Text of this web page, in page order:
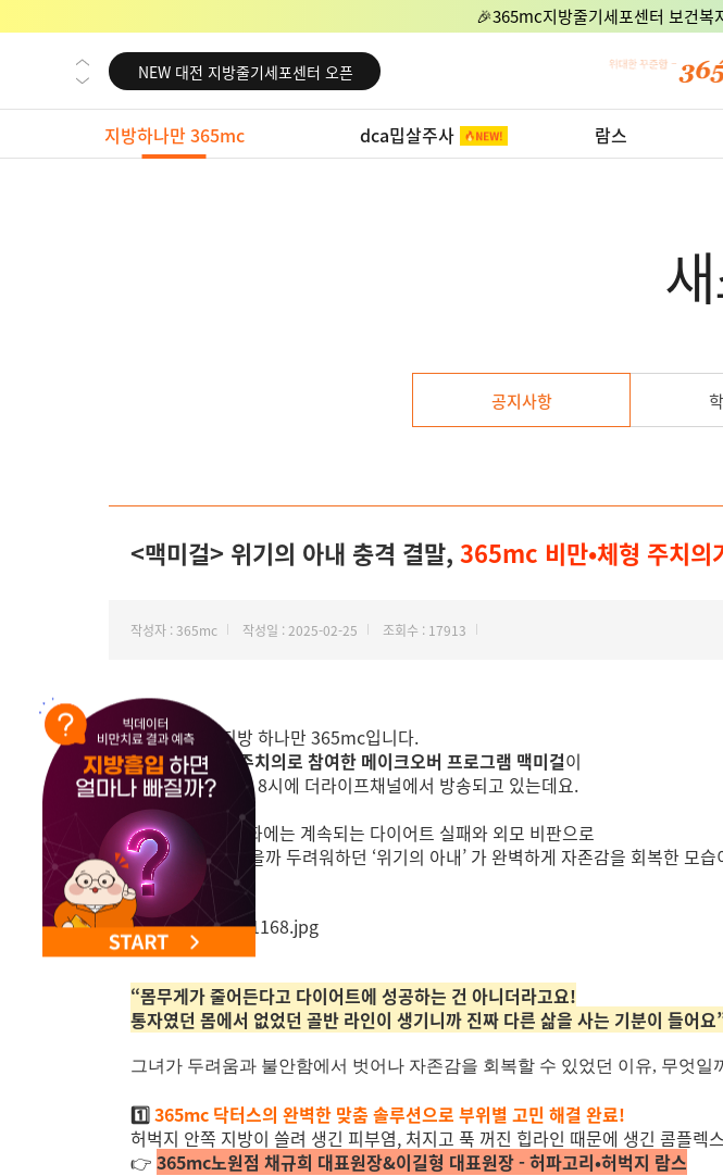
🎉365mc지방줄기세포센터 보건
NEW 교대 지방줄기세포센터 오픈
NEW 대전 지방줄기세포센터 오픈
NEW 노원 지방줄기세포센터 오픈
NEW 미국 LA점 오픈
지방하나만 365mc dca밉살주사 람스
공지사항
<맥미걸> 위기의 아내 충격 결말, 365mc 비만•체형 주치의
작성자 : 365mc 작성일 : 2025-02-25 조회수 : 17913
안녕하세요, 지방 하나만 365mc입니다.
365mc가 담당주치의로 참여한 메이크오버 프로그램 맥미걸이
매주 금요일 오후 8시에 더라이프채널에서 방송되고 있는데요.
지난주 방송된 6화에는 계속되는 다이어트 실패와 외모 비판으로
남편에게 버림받을까 두려워하던 ‘위기의 아내’ 가 완벽하게 자존감을 회복한 모
“몸무게가 줄어든다고 다이어트에 성공하는 건 아니더라고요!
통자였던 몸에서 없었던 골반 라인이 생기니까 진짜 다른 삶을 사는 기분이 들어요
그녀가 두려움과 불안함에서 벗어나 자존감을 회복할 수 있었던 이유, 무엇일
1️⃣365mc 닥터스의 완벽한 맞춤 솔루션으로 부위별 고민 해결 완료!
허벅지 안쪽 지방이 쓸려 생긴 피부염, 처지고 푹 꺼진 힙라인 때문에 생긴 콤플렉스
👉 365mc노원점 채규희 대표원장&이길형 대표원장 - 허파고리•허벅지 람스